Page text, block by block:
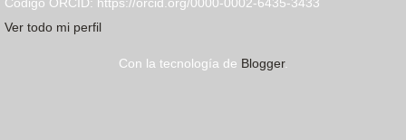
Ver todo mi perfil
Con la tecnología de Blogger.